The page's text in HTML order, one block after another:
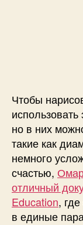
Чтобы
но в них
такие как
немного
счастью,
отличный
Education,
в единые